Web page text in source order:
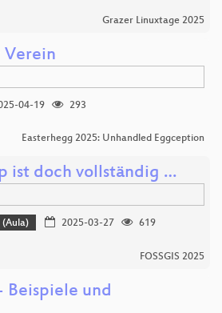
Grazer Linuxtage 2025
Verein
04-19
293
Easterhegg 2025: Unhandled Eggception
ist doch vollständig …
(Aula) 2025-03-27
619
FOSSGIS 2025
Beispiele und